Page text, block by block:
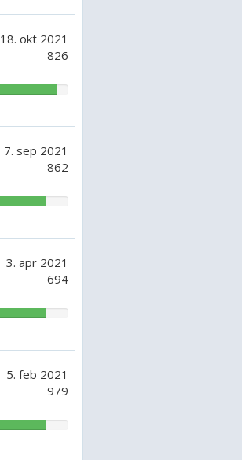
18. okt 2021
826
85.71428571428571%
7. sep 2021
862
71.42857142857143%
3. apr 2021
694
71.42857142857143%
5. feb 2021
979
71.42857142857143%